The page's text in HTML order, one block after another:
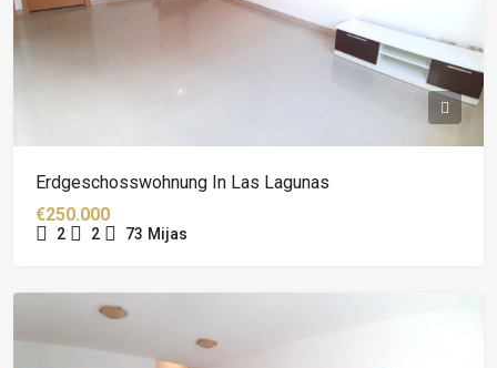
Erdgeschosswohnung In Las Lagunas
€250.000
2 2 73 Mijas